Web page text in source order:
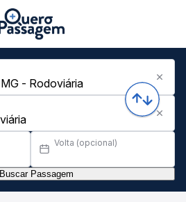
Volta (opcional)
Buscar Passagem